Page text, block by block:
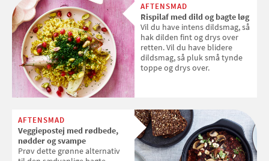
AFTENSMAD
Rispilaf med dild og bagte løg
Vil du have intens dildsmag, så
hak dilden fint og drys over
retten. Vil du have blidere
dildsmag, så pluk små tynde
toppe og drys over.
AFTENSMAD
Veggiepostej med rødbede,
nødder og svampe
Prøv dette grønne alternativ